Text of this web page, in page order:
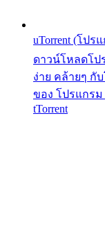
uTorrent (โปร
ดาวน์โหลดโป
ง่าย คล้ายๆ กั
ของ โปรแกรม
tTorrent